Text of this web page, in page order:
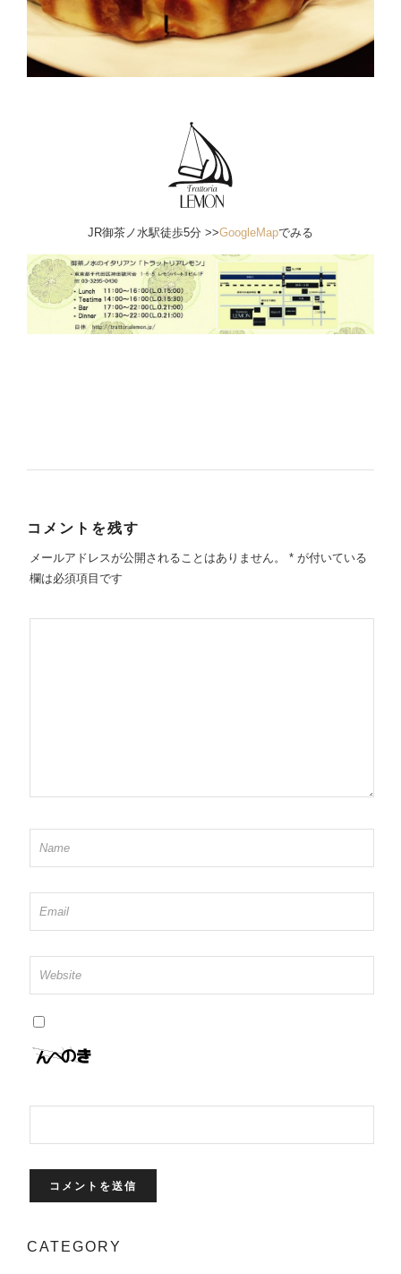
JR御茶ノ水駅徒歩5分 >>GoogleMapでみる
コメントを残す
メールアドレスが公開されることはありません。 *が付いている
欄は必須項目です
CATEGORY